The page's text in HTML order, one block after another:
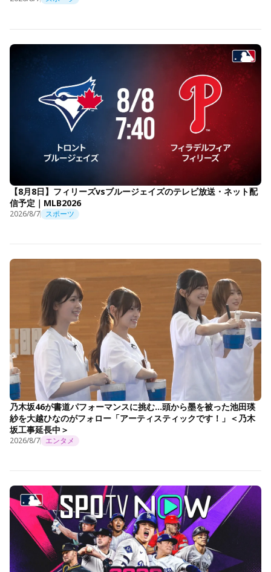
【8月8日】フィリーズvsブルージェイズのテレビ放送・ネット配
信予定｜MLB2026
2026/8/7 スポーツ
乃木坂46が書道パフォーマンスに挑む…頭から墨を被った池田瑛
紗を大越ひなのがフォロー「アーティスティックです！」＜乃木
坂工事延長中＞
2026/8/7 エンタメ